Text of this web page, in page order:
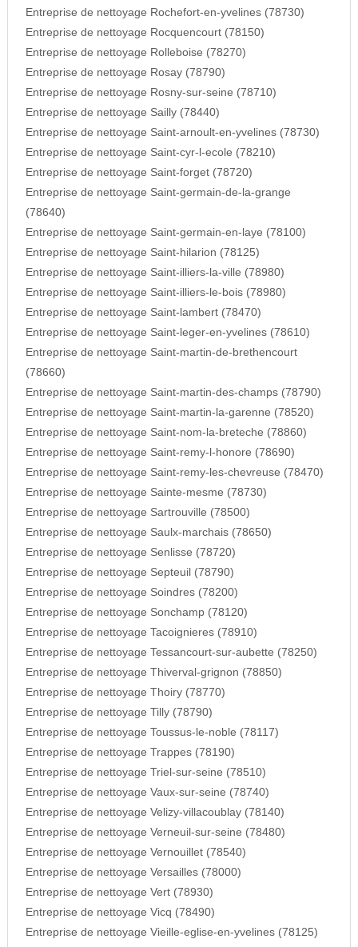
Entreprise de nettoyage Rochefort-en-yvelines (78730)
Entreprise de nettoyage Rocquencourt (78150)
Entreprise de nettoyage Rolleboise (78270)
Entreprise de nettoyage Rosay (78790)
Entreprise de nettoyage Rosny-sur-seine (78710)
Entreprise de nettoyage Sailly (78440)
Entreprise de nettoyage Saint-arnoult-en-yvelines (78730)
Entreprise de nettoyage Saint-cyr-l-ecole (78210)
Entreprise de nettoyage Saint-forget (78720)
Entreprise de nettoyage Saint-germain-de-la-grange
(78640)
Entreprise de nettoyage Saint-germain-en-laye (78100)
Entreprise de nettoyage Saint-hilarion (78125)
Entreprise de nettoyage Saint-illiers-la-ville (78980)
Entreprise de nettoyage Saint-illiers-le-bois (78980)
Entreprise de nettoyage Saint-lambert (78470)
Entreprise de nettoyage Saint-leger-en-yvelines (78610)
Entreprise de nettoyage Saint-martin-de-brethencourt
(78660)
Entreprise de nettoyage Saint-martin-des-champs (78790)
Entreprise de nettoyage Saint-martin-la-garenne (78520)
Entreprise de nettoyage Saint-nom-la-breteche (78860)
Entreprise de nettoyage Saint-remy-l-honore (78690)
Entreprise de nettoyage Saint-remy-les-chevreuse (78470)
Entreprise de nettoyage Sainte-mesme (78730)
Entreprise de nettoyage Sartrouville (78500)
Entreprise de nettoyage Saulx-marchais (78650)
Entreprise de nettoyage Senlisse (78720)
Entreprise de nettoyage Septeuil (78790)
Entreprise de nettoyage Soindres (78200)
Entreprise de nettoyage Sonchamp (78120)
Entreprise de nettoyage Tacoignieres (78910)
Entreprise de nettoyage Tessancourt-sur-aubette (78250)
Entreprise de nettoyage Thiverval-grignon (78850)
Entreprise de nettoyage Thoiry (78770)
Entreprise de nettoyage Tilly (78790)
Entreprise de nettoyage Toussus-le-noble (78117)
Entreprise de nettoyage Trappes (78190)
Entreprise de nettoyage Triel-sur-seine (78510)
Entreprise de nettoyage Vaux-sur-seine (78740)
Entreprise de nettoyage Velizy-villacoublay (78140)
Entreprise de nettoyage Verneuil-sur-seine (78480)
Entreprise de nettoyage Vernouillet (78540)
Entreprise de nettoyage Versailles (78000)
Entreprise de nettoyage Vert (78930)
Entreprise de nettoyage Vicq (78490)
Entreprise de nettoyage Vieille-eglise-en-yvelines (78125)